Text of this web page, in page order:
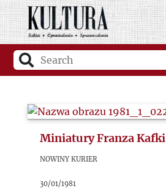
Miniatury Franza Kafki
Nowiny Kurier
30/01/1981